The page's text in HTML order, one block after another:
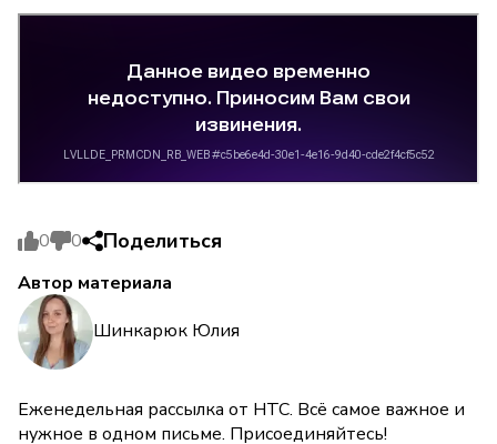
0 0 Поделиться
Автор материала
Шинкарюк Юлия
Еженедельная рассылка от НТС. Всё самое важное и
нужное в одном письме. Присоединяйтесь!